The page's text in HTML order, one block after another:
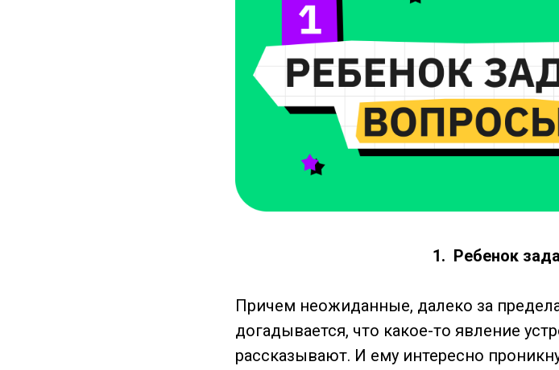
1. Ребенок
Причем неожиданные, далеко за
догадывается, что какое-то явление
рассказывают. И ему интересно